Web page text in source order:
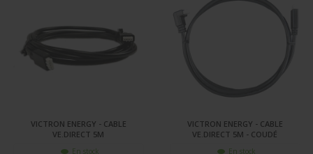
VICTRON ENERGY - CABLE
VE.DIRECT 5M
En stock
VICTRON ENERGY - CABLE
VE.DIRECT 5M - COUDÉ
En stock